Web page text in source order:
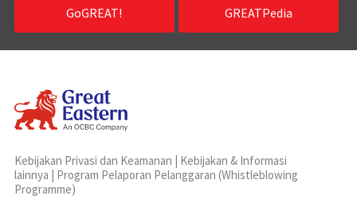
GoGREAT! GREATPedia
Kebijakan Privasi dan Keamanan
Kebijakan & Informasi
lainnya
Program Pelaporan Pelanggaran (Whistleblowing
Programme)